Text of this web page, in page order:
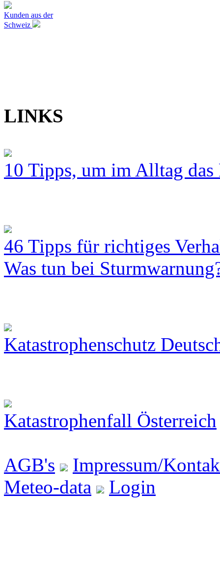
Kunden aus der
Schweiz
LINKS
10 Tipps, um im Alltag
46 Tipps für richtiges
Was tun bei
Katastrophenschutz
Katastrophenfall Österreich
AGB's
Impressum/
Meteo-data
Login